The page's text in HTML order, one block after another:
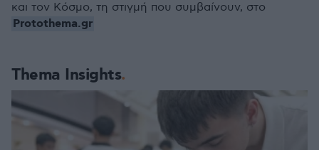
Thema Insights
και τον Κόσμο, τη στιγμή που συμβαίνουν, στο
Protothema.gr